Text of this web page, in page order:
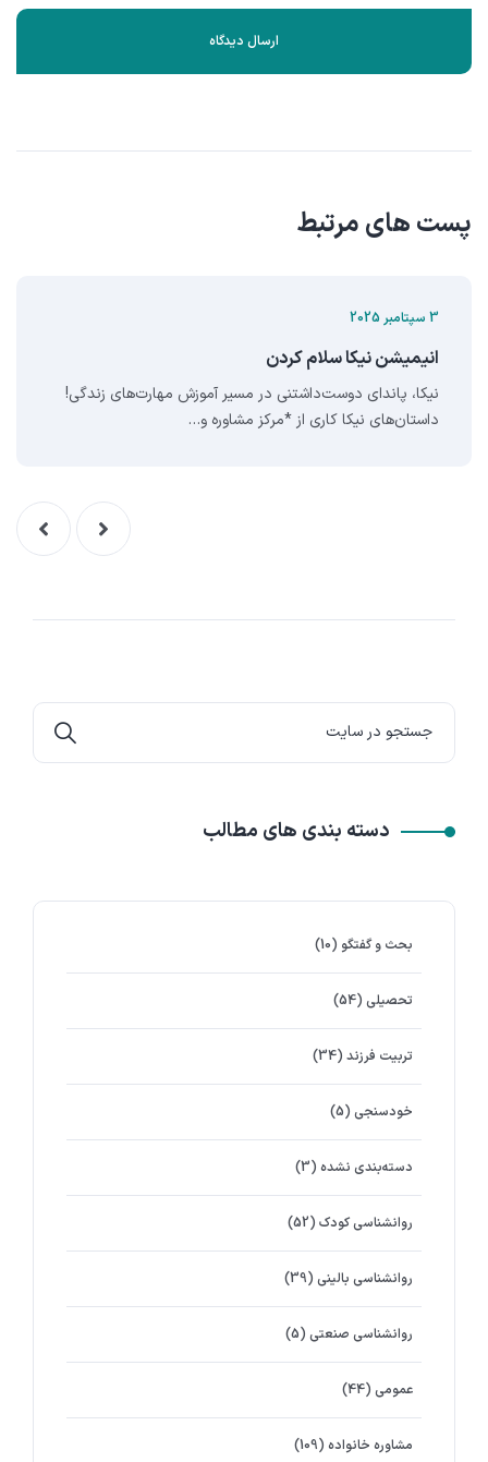
پست های مرتبط
3 سپتامبر 2025
انيميشن نيکا سلام کردن
نیکا، پاندای دوست‌داشتنی در مسیر آموزش مهارت‌های زندگی!
داستان‌های نیکا کاری از *مرکز مشاوره و…
دسته بندی های مطالب
بحث و گفتگو (10)
تحصیلی (54)
تربیت فرزند (34)
خودسنجی (5)
دسته‌بندی نشده (3)
روانشناسي كودك (52)
روانشناسی بالینی (39)
روانشناسی صنعتی (5)
عمومی (44)
مشاوره خانواده (109)